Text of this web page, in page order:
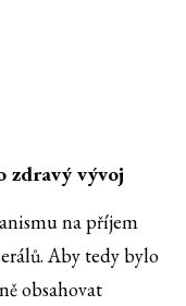
zdravý vývoj
na příjem
Aby tedy bylo
obsahovat